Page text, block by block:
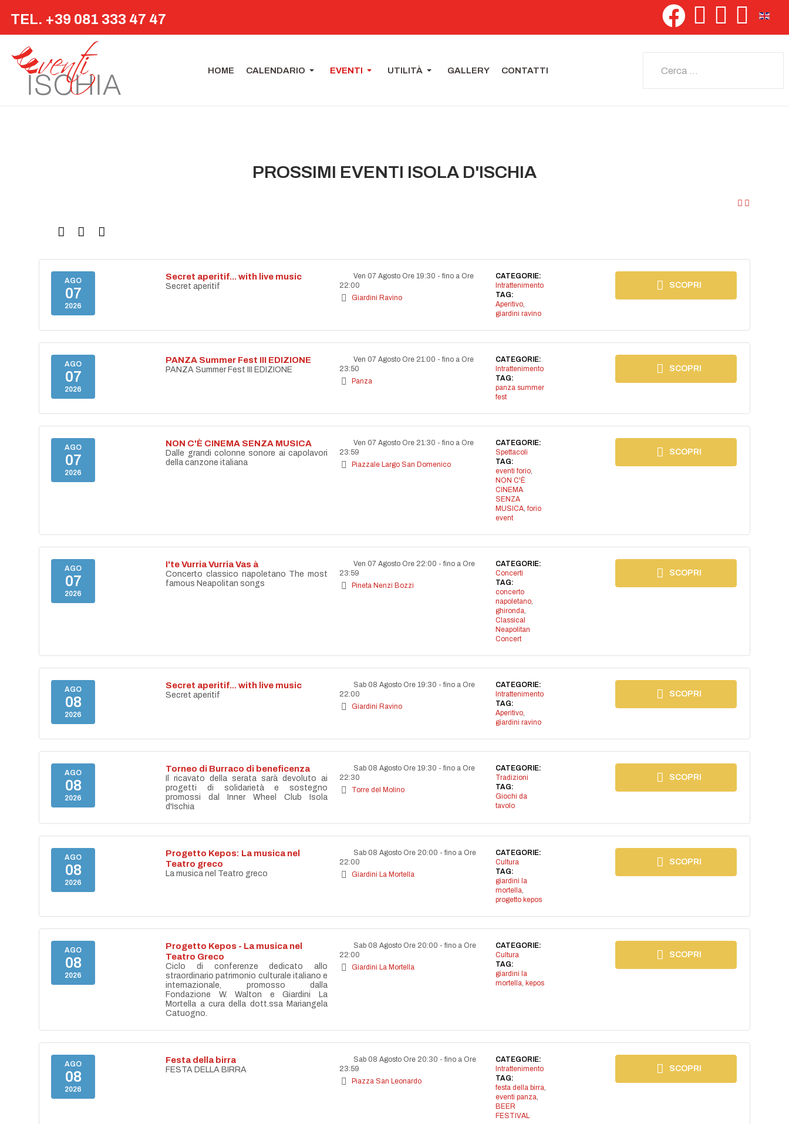
TEL. +39 081 333 47 47
HOME CALENDARIO EVENTI UTILITÀ GALLERY CONTATTI
PROSSIMI EVENTI ISOLA D'ISCHIA
AGO
07
2026
Secret aperitif... with live music
Secret aperitif
Ven 07 Agosto Ore 19:30 - fino a Ore
22:00
Giardini Ravino
CATEGORIE:
Intrattenimento
TAG:
Aperitivo,
giardini ravino
SCOPRI
AGO
07
2026
PANZA Summer Fest III EDIZIONE
PANZA Summer Fest III EDIZIONE
Ven 07 Agosto Ore 21:00 - fino a Ore
23:50
Panza
CATEGORIE:
Intrattenimento
TAG:
panza summer
fest
SCOPRI
AGO
07
2026
NON C'È CINEMA SENZA MUSICA
Dalle grandi colonne sonore ai capolavori
della canzone italiana
Ven 07 Agosto Ore 21:30 - fino a Ore
23:59
Piazzale Largo San Domenico
CATEGORIE:
Spettacoli
TAG:
eventi forio,
NON C'È
CINEMA
SENZA
MUSICA, forio
event
SCOPRI
AGO
07
2026
I'te Vurria Vurria Vas à
Concerto classico napoletano The most
famous Neapolitan songs
Ven 07 Agosto Ore 22:00 - fino a Ore
23:59
Pineta Nenzi Bozzi
CATEGORIE:
Concerti
TAG:
concerto
napoletano,
ghironda,
Classical
Neapolitan
Concert
SCOPRI
AGO
08
2026
Secret aperitif... with live music
Secret aperitif
Sab 08 Agosto Ore 19:30 - fino a Ore
22:00
Giardini Ravino
CATEGORIE:
Intrattenimento
TAG:
Aperitivo,
giardini ravino
SCOPRI
AGO
08
2026
Torneo di Burraco di beneficenza
Il ricavato della serata sarà devoluto ai
progetti di solidarietà e sostegno
promossi dal Inner Wheel Club Isola
d'Ischia
Sab 08 Agosto Ore 19:30 - fino a Ore
22:30
Torre del Molino
CATEGORIE:
Tradizioni
TAG:
Giochi da
tavolo
SCOPRI
AGO
08
2026
Progetto Kepos: La musica nel
Teatro greco
La musica nel Teatro greco
Sab 08 Agosto Ore 20:00 - fino a Ore
22:00
Giardini La Mortella
CATEGORIE:
Cultura
TAG:
giardini la
mortella,
progetto kepos
SCOPRI
AGO
08
2026
Progetto Kepos - La musica nel
Teatro Greco
Ciclo di conferenze dedicato allo
straordinario patrimonio culturale italiano e
internazionale, promosso dalla
Fondazione W. Walton e Giardini La
Mortella a cura della dott.ssa Mariangela
Catuogno.
Sab 08 Agosto Ore 20:00 - fino a Ore
22:00
Giardini La Mortella
CATEGORIE:
Cultura
TAG:
giardini la
mortella, kepos
SCOPRI
AGO
08
2026
Festa della birra
FESTA DELLA BIRRA
Sab 08 Agosto Ore 20:30 - fino a Ore
23:59
Piazza San Leonardo
CATEGORIE:
Intrattenimento
TAG:
festa della birra,
eventi panza,
BEER
FESTIVAL
SCOPRI